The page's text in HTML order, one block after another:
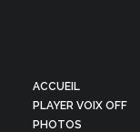
ACCUEIL
PLAYER VOIX OFF
PHOTOS